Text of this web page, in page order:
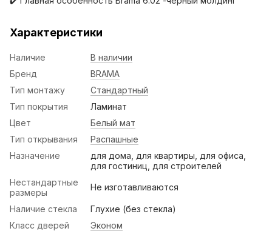
Характеристики
Наличие
В наличии
Бренд
BRAMA
Тип монтажу
Стандартный
Тип покрытия
Ламинат
Цвет
Белый мат
Тип открывания
Распашные
Назначение
для дома, для квартиры, для офиса,
для гостиниц, для строителей
Нестандартные
размеры
Не изготавливаются
Наличие стекла
Глухие (без стекла)
Класс дверей
Эконом